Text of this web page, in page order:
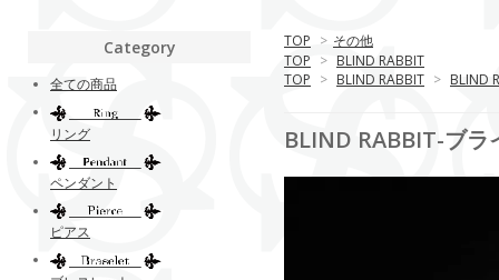
TOP > その他
TOP > BLIND RABBIT
TOP > BLIND RABBIT > BLIND
BLIND RABBIT-ブ
Category
全ての商品
リング
ペンダント
ピアス